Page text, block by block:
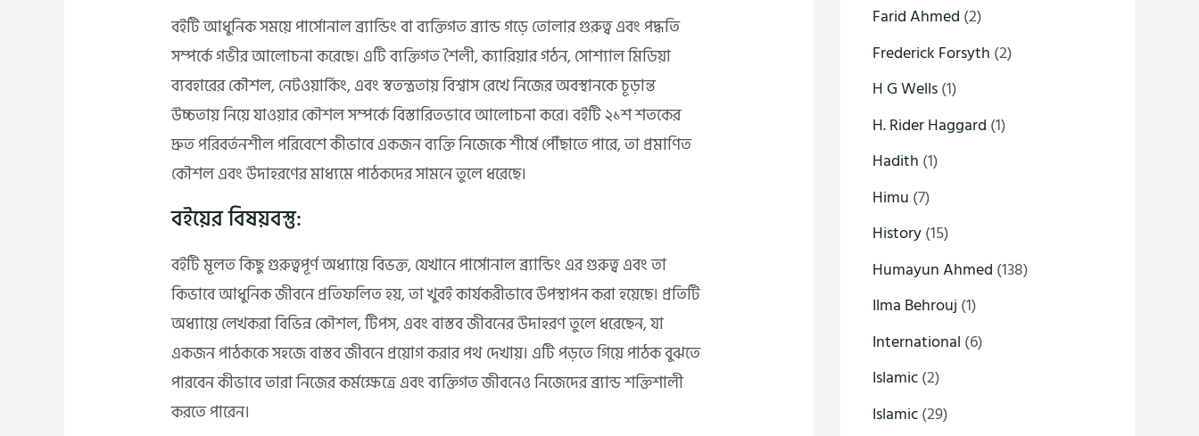
বইটি আধুনিক সময়ে পার্সোনাল ব্র্যান্ডিং বা ব্যক্তিগত ব্র্যান্ড গড়ে তোলার গুরুত্ব এবং পদ্ধতি
সম্পর্কে গভীর আলোচনা করেছে। এটি ব্যক্তিগত শৈলী, ক্যারিয়ার গঠন, সোশ্যাল মিডিয়া
ব্যবহারের কৌশল, নেটওয়ার্কিং, এবং স্বতন্ত্রতায় বিশ্বাস রেখে নিজের অবস্থানকে চূড়ান্ত
উচ্চতায় নিয়ে যাওয়ার কৌশল সম্পর্কে বিস্তারিতভাবে আলোচনা করে। বইটি ২১শ শতকের
দ্রুত পরিবর্তনশীল পরিবেশে কীভাবে একজন ব্যক্তি নিজেকে শীর্ষে পৌঁছাতে পারে, তা প্রমাণিত
কৌশল এবং উদাহরণের মাধ্যমে পাঠকদের সামনে তুলে ধরেছে।
বইয়ের বিষয়বস্তু:
বইটি মূলত কিছু গুরুত্বপূর্ণ অধ্যায়ে বিভক্ত, যেখানে পার্সোনাল ব্র্যান্ডিং এর গুরুত্ব এবং তা
কিভাবে আধুনিক জীবনে প্রতিফলিত হয়, তা খুবই কার্যকরীভাবে উপস্থাপন করা হয়েছে। প্রতিটি
অধ্যায়ে লেখকরা বিভিন্ন কৌশল, টিপস, এবং বাস্তব জীবনের উদাহরণ তুলে ধরেছেন, যা
একজন পাঠককে সহজে বাস্তব জীবনে প্রয়োগ করার পথ দেখায়। এটি পড়তে গিয়ে পাঠক বুঝতে
পারবেন কীভাবে তারা নিজের কর্মক্ষেত্রে এবং ব্যক্তিগত জীবনেও নিজেদের ব্র্যান্ড শক্তিশালী
করতে পারেন।
Farid Ahmed (2)
Frederick Forsyth (2)
H G Wells(1)
H. Rider Haggard (1)
Hadith (1)
Himu (7)
History(15)
Humayun Ahmed (138)
Ilma Behrouj (1)
International (6)
Islamic(2)
Islamic(29)